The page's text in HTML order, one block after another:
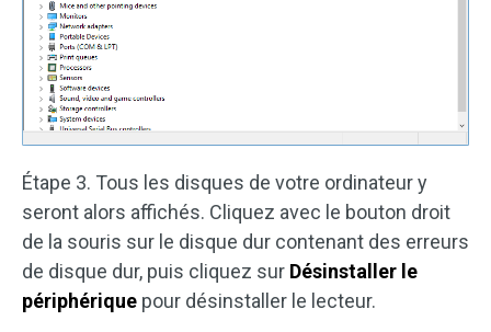
Étape 3. Tous les disques de votre ordinateur y
seront alors affichés. Cliquez avec le bouton droit
de la souris sur le disque dur contenant des erreurs
de disque dur, puis cliquez sur Désinstaller le
périphérique pour désinstaller le lecteur.